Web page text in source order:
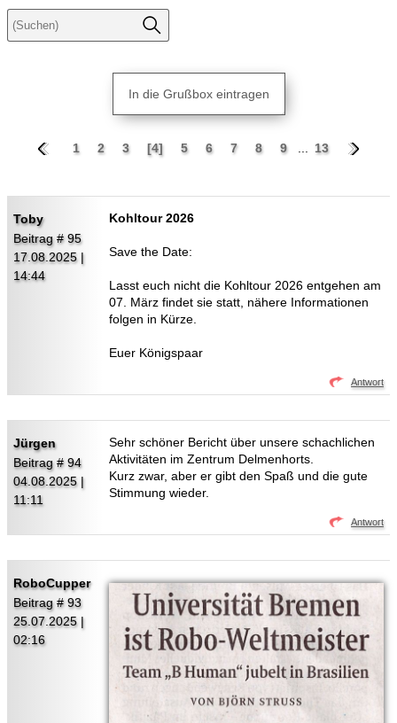
In die Grußbox eintragen
1 2 3 [4] 5 6 7 8 9 13
Toby
Beitrag # 95
17.08.2025 |
14:44
Kohltour 2026
Save the Date:
Lasst euch nicht die Kohltour 2026 entgehen am
07. März findet sie statt, nähere Informationen
folgen in Kürze.
Euer Königspaar
Antwort
Jürgen
Beitrag # 94
04.08.2025 |
11:11
Sehr schöner Bericht über unsere schachlichen
Aktivitäten im Zentrum Delmenhorts.
Kurz zwar, aber er gibt den Spaß und die gute
Stimmung wieder.
Antwort
RoboCupper
Beitrag # 93
25.07.2025 |
02:16